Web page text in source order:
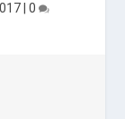
| 0